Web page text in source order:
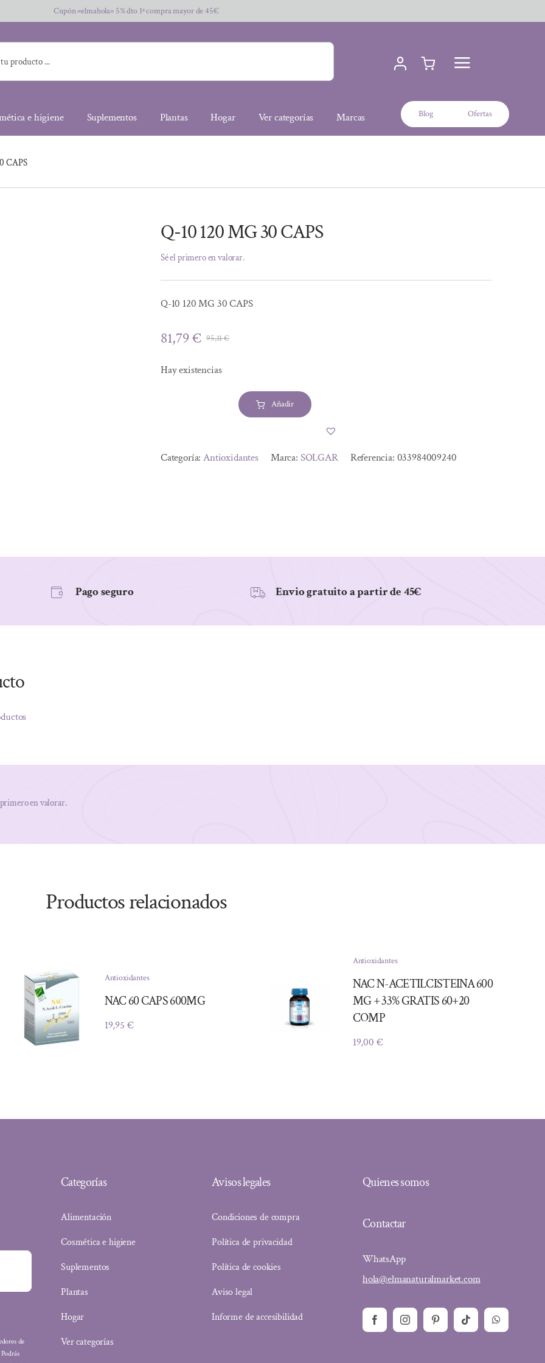
Cupón «elmahola» 5% dto 1ª compra mayor de 45€
e higiene Suplementos Plantas Hogar Ver categorías Marcas Blog Ofertas
CAPS
Q-10 120 MG 30 CAPS
Sé el primero en valorar.
Q-10 120 MG 30 CAPS
95,11€El
era:
95,11 €.
81,79€
El
es:
81,79 €.
Hay existencias
MG
Añadir
Categoría:Antioxidantes Marca: SOLGAR Referencia: 033984009240
Pago seguro Envio gratuito a partir de 45€
primero en valorar.
Productos relacionados
Antioxidantes
NAC 60 CAPS 600MG
19,95 €
Antioxidantes
NAC N-ACETILCISTEINA 600
MG + 33% GRATIS 60+20
COMP
19,00 €
de
Categorías
Alimentación
Cosmética e higiene
Suplementos
Plantas
Hogar
Ver categorías
Avisos legales
Condiciones de compra
Política de privacidad
Política de cookies
Aviso legal
Informe de accesibilidad
Quienes somos
Contactar
WhatsApp
hola@elmanaturalmarket.com